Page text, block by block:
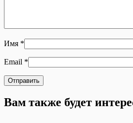
Имя *
Email *
Вам также будет